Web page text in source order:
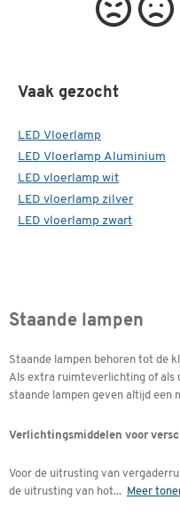
Vaak gezocht
LED Vloerlamp
LED Vloerlamp Aluminium
LED vloerlamp wit
LED vloerlamp zilver
LED vloerlamp zwart
Staande lampen
Staande lampen behoren tot de
Als extra ruimteverlichting of als
staande lampen geven altijd een
Verlichtingsmiddelen voor
Voor de uitrusting van
de uitrusting van hot... Meer